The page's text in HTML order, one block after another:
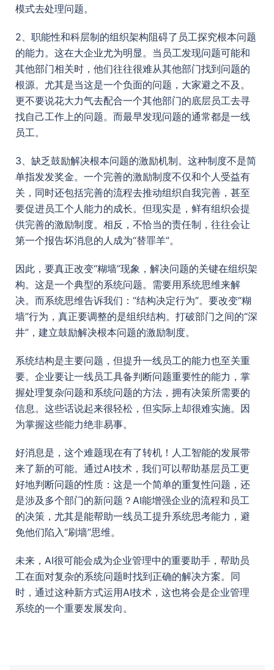
模式去处理问题。
2、职能性和科层制的组织架构阻碍了员工探究根本问题
的能力。这在大企业尤为明显。当员工发现问题可能和
其他部门相关时，他们往往很难从其他部门找到问题的
根源。尤其是当这是一个负面的问题，大家避之不及。
更不要说花大力气去配合一个其他部门的底层员工去寻
找自己工作上的问题。而最早发现问题的通常都是一线
员工。
3、缺乏鼓励解决根本问题的激励机制。这种制度不是简
单指发发奖金。一个完善的激励制度不仅和个人受益有
关，同时还包括完善的流程去推动组织自我完善，甚至
要促进员工个人能力的成长。但现实是，鲜有组织会提
供完善的激励制度。相反，不恰当的责任制，往往会让
第一个报告坏消息的人成为“替罪羊”。
因此，要真正改变“糊墙”现象，解决问题的关键在组织架
构。这是一个典型的系统问题。需要用系统思维来解
决。而系统思维告诉我们：“结构决定行为”。要改变“糊
墙”行为，真正要调整的是组织结构。打破部门之间的“深
井”，建立鼓励解决根本问题的激励制度。
系统结构是主要问题，但提升一线员工的能力也至关重
要。企业要让一线员工具备判断问题重要性的能力，掌
握处理复杂问题和系统问题的方法，拥有决策所需要的
信息。这些话说起来很轻松，但实际上却很难实施。因
为掌握这些能力绝非易事。
好消息是，这个难题现在有了转机！人工智能的发展带
来了新的可能。通过AI技术，我们可以帮助基层员工更
好地判断问题的性质：这是一个简单的重复性问题，还
是涉及多个部门的新问题？AI能增强企业的流程和员工
的决策，尤其是能帮助一线员工提升系统思考能力，避
免他们陷入“刷墙”思维。
未来，AI很可能会成为企业管理中的重要助手，帮助员
工在面对复杂的系统问题时找到正确的解决方案。同
时，通过这种新方式运用AI技术，这也将会是企业管理
系统的一个重要发展发向。